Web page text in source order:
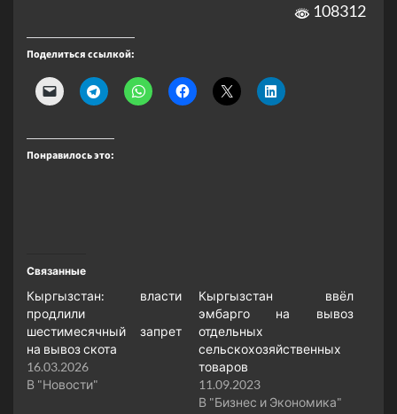
108312
Поделиться ссылкой:
Понравилось это:
Связанные
Кыргызстан: власти
продлили
шестимесячный запрет
на вывоз скота
16.03.2026
В "Новости"
Кыргызстан ввёл
эмбарго на вывоз
отдельных
сельскохозяйственных
товаров
11.09.2023
В "Бизнес и Экономика"